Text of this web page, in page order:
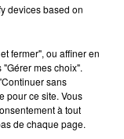
au cœur
devices based on
fermer", ou affiner en
mes choix".
sans
pour ce site. Vous
à tout
de chaque page.